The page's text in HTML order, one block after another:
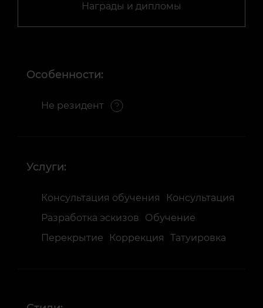
Награды и дипломы
Особенности:
Не резидент
Услуги:
Консультация обучения
Консультация
Разработка эскизов
Обучение
Перекрытие
Коррекция Татуировка